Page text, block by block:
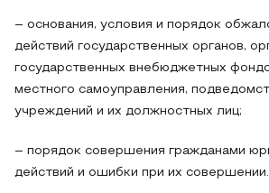
– основания, условия и порядок
действий государственных органов,
государственных внебюджетных
местного самоуправления,
учреждений и их должностных лиц;
– порядок совершения гражданами
действий и ошибки при их совершении.